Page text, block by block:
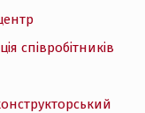
співробітників